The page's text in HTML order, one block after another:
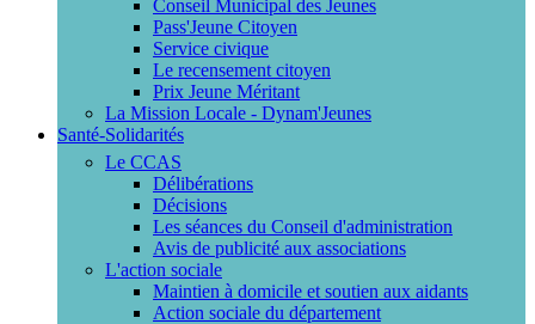
Conseil Municipal des Jeunes
Pass'Jeune Citoyen
Service civique
Le recensement citoyen
Prix Jeune Méritant
La Mission Locale - Dynam'Jeunes
Santé-Solidarités
Le CCAS
Délibérations
Décisions
Les séances du Conseil d'administration
Avis de publicité aux associations
L'action sociale
Maintien à domicile et soutien aux aidants
Action sociale du département